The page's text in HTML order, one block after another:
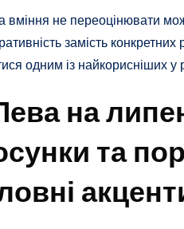
не переоцінювати
замість конкретних
одним із найкорисніших у
на
та